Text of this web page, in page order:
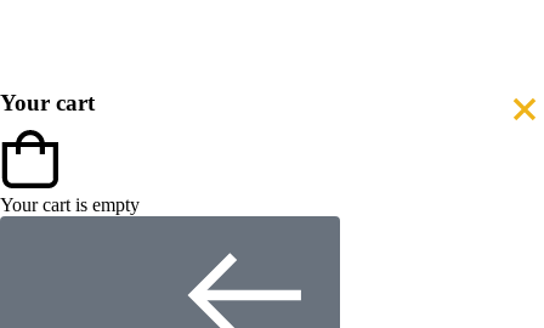
Your cart
Your cart is empty